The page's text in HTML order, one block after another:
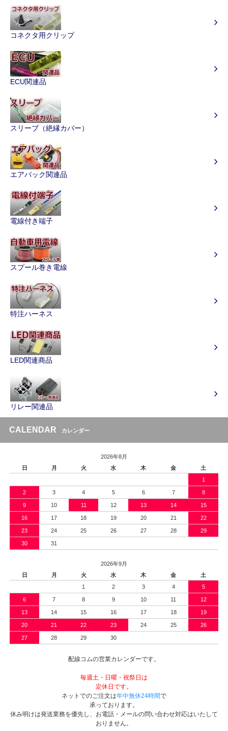
コネクタ用クリップ
ECU関連品
スリーブ（絶縁カバー）
エアバック関連品
電線付き端子
スプール巻き電線
特注ハーネス
LED関連商品
リレー関連品
CALENDAR カレンダー
2026年8月
日
月 火 水 木 金
土
1
2 3 4 5 6 7 8
9 10 11 12 13 14 15
16 17 18 19 20 21 22
23 24 25 26 27 28 29
30 31
2026年9月
日
月 火 水 木 金
土
1
2 3 4 5
6 7 8 9 10 11 12
13 14 15 16 17 18 19
20 21 22 23 24 25 26
27 28 29 30
配線コムの営業カレンダーです。
毎週土・日曜・祝祭日は
定休日です。
ネットでのご注文は年中無休24時間で
承っております。
休み明けは発送業務を優先し、お電話・メールの問い合わせ対応はいたして
おりません。